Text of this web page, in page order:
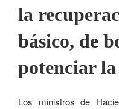
la
básico, de
potenciar
Los ministros de